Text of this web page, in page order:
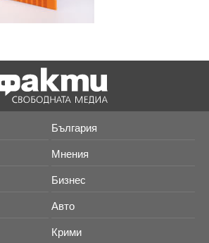
България
Мнения
Бизнес
Авто
Крими